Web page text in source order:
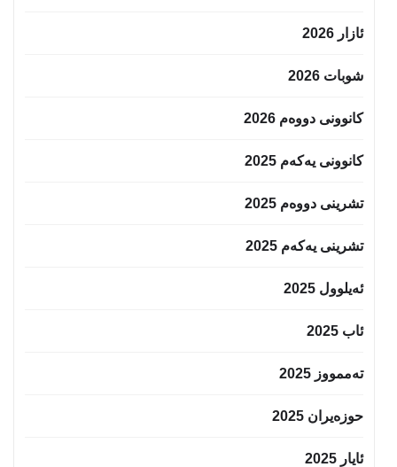
ئازار 2026
شوبات 2026
کانوونی دووەم 2026
کانوونی یەکەم 2025
تشرینی دووەم 2025
تشرینی یەکەم 2025
ئەیلوول 2025
ئاب 2025
تەممووز 2025
حوزه‌یران 2025
ئایار 2025